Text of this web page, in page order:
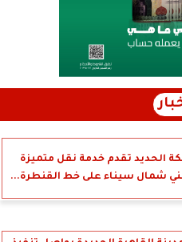
الحديد تقدم خدمة نقل متميزة
شمال سيناء على خط القنطرة...